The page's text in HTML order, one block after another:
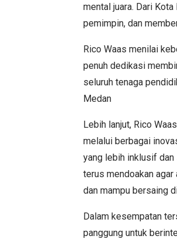
mental juara. Dari
pemimpin, dan
Rico Waas menilai
penuh dedikasi
seluruh tenaga
Medan
Lebih lanjut, Rico
melalui berbagai
yang lebih inklusif dan
terus mendoakan agar
dan mampu bersaing
Dalam kesempatan
panggung untuk